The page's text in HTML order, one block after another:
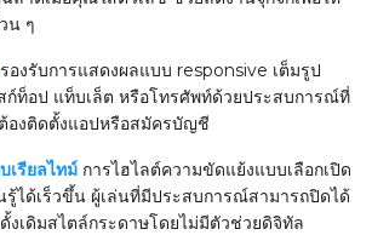
น ๆ
รองรับการแสดงผลแบบ responsive เต็มรูป
ท็อป แท็บเล็ต หรือโทรศัพท์ด้วยประสบการณ์ที่
องติดตั้งแอปหรือสมัครบัญชี
เรียลไทม์ การไฮไลต์ความขัดแย้งแบบเลือกเปิด
รู้ได้เร็วขึ้น ผู้เล่นที่มีประสบการณ์สามารถปิดได้
งเดิมสไตล์กระดาษโดยไม่มีตัวช่วยดิจิทัล